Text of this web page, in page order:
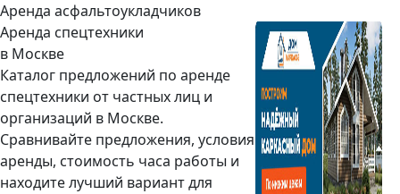
Аренда асфальтоукладчиков
Аренда спецтехники
в Москве
Каталог предложений по аренде
спецтехники от частных лиц и
организаций в Москве.
Сравнивайте предложения, условия
аренды, стоимость часа работы и
находите лучший вариант для